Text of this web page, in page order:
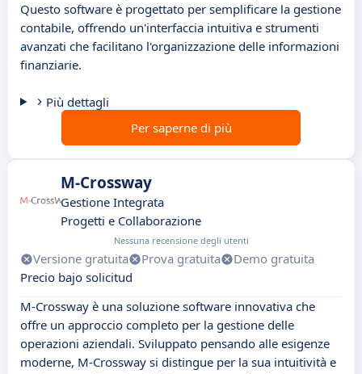
Questo software è progettato per semplificare la gestione
contabile, offrendo un'interfaccia intuitiva e strumenti
avanzati che facilitano l'organizzazione delle informazioni
finanziarie.
Più dettagli
Per saperne di più
M-Crossway
Gestione Integrata
Progetti e Collaborazione
Nessuna recensione degli utenti
Versione gratuita Prova gratuita
Demo gratuita
Precio bajo solicitud
M-Crossway è una soluzione software innovativa che
offre un approccio completo per la gestione delle
operazioni aziendali. Sviluppato pensando alle esigenze
moderne, M-Crossway si distingue per la sua intuitività e